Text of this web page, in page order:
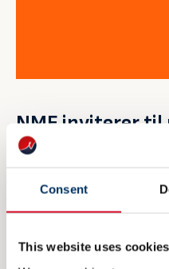
Consent
This website uses cookies
NME inviterer
eksportdebatt